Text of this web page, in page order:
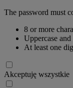
The password must
8 or more
Uppercase
At least one
Akceptuję wszystkie